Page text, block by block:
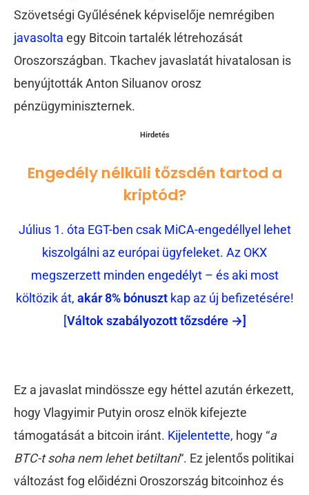
Szövetségi Gyűlésének képviselője nemrégiben
javasolta egy Bitcoin tartalék létrehozását
Oroszországban. Tkachev javaslatát hivatalosan is
benyújtották Anton Siluanov orosz
pénzügyminiszternek.
Hirdetés
Engedély nélküli tőzsdén tartod a
kriptód?
Július 1. óta EGT-ben csak MiCA-engedéllyel lehet
kiszolgálni az európai ügyfeleket. Az OKX
megszerzett minden engedélyt – és aki most
költözik át, akár 8% bónusztkap az új befizetésére!
[Váltok szabályozott tőzsdére →]
Ez a javaslat mindössze egy héttel azután érkezett,
hogy Vlagyimir Putyin orosz elnök kifejezte
támogatását a bitcoin iránt. Kijelentette, hogy “a
BTC-t soha nem lehet betiltani“. Ez jelentős politikai
változást fog előidézni Oroszország bitcoinhoz és